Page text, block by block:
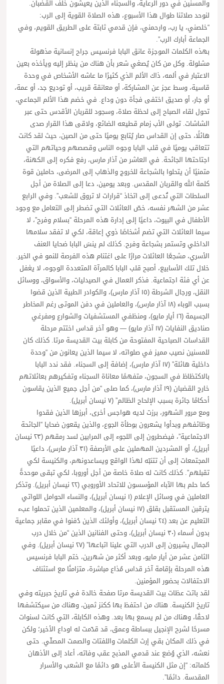
والمسنين في دور الرعاية، والسجناء الذين يعيشون خلف القضبان.
لنوحد صلاتنا طوال هذا الأسبوع، هذه الصلاة القوية إلى الرب:
“خلصني، يا رب، وارحمني، فإن قدمي ثابتة على الطريق القويم، وفي
الجماعة أبارك الرب”.
بهذه الكلمات الموجزة عانق البابا فرنسيس جراح إنسانية مذهولة
مشلولة. وكل من كان يُصغي شعر بأن هناك من ينظر إليه ويأخذه بعين
الاعتبار في ألمه، ذاك الألم الذي كثيرًا ما عاشه الأشخاص في وحدة
قاسية، وسط عجز عن المشاركة، أو معانقة قريب، أو توديع جد، أو عمة،
أو جار، أو صديق اختفى فجأة دون وداع. في خضم هذا الألم الجماعي،
تحول لقاء الصباح إلى لحظة صلاة، وسجود للقربان الأقدس حتى عبر
الشاشات. تولى الأب زمام قطيعه الضائع، ولاقى هذا القرار صدى
هائلًا، حتى إن القداس صار يُتابع يوميًا حتى من الصين، حيث لقد كانت
تتعاقب يوميًا في قلب البابا وجوه الناس وقصصهم وحياتهم التي
اجتاحتها الجائحة. في العاشر من آذار مارس، رفع فكره إلى الكهنة،
متمنيًا أن يتحلوا بالشجاعة للخروج والذهاب إلى المرضى، حاملين قوة
كلمة الله والقربان المقدس. وبعد يومين، دعا إلى الصلاة من أجل
السلطات التي تُدعى إلى اتخاذ “قرارات لا تروق للشعب”. وفي الرابع
عشر من الشهر نفسه، خصّ العائلات التي تضطر إلى التعامل مع وجود
الأطفال في البيوت، داعيًا إلى إدارة هذه المرحلة “بسلام وفرح”، لا
سيما العائلات التي تضم أشخاصًا ذوي إعاقة، لكي لا تفقد سلامها
الداخلي وتستمر بشجاعة وفرح. كذلك لم ينسَ البابا ضحايا العنف
الأسري، مشجعًا العائلات مرارًا على اغتنام هذه الفرصة للنمو في الخير.
خلال تلك الأسابيع، أصبح قلب البابا كالمرآة المتعددة الوجوه، لا يغفل
عن أي فئة اجتماعية. فذكر العمال في الصيدليات، والأسواق، ووسائل
النقل، ورجال الشرطة (١٥ آذار مارس)، والكوادر الطبية الذين قضوا
بسبب الوباء (١٨ آذار مارس)، والعاملين في دفن الموتى رغم المخاطر
الجسيمة (١٦ أيار مايو)، ومنظفي المستشفيات والشوارع ومفرغي
صناديق النفايات (١٧ آذار مايو) — وهو آخر قداس اختتم مرحلة
القداسات الصباحية المفتوحة من كابلة بيت القديسة مرتا. كذلك كان
للمسنين نصيب مميز في صلواته، لا سيما الذين يعانون من “وحدة
داخلية هائلة” (١٧ آذار مارس)، إضافة إلى السجناء. فقد ندد البابا
بالاكتظاظ في السجون، متفهمًا معاناة السجناء وتفكيرهم بعائلاتهم
خارج القضبان (١٩ آذار مارس)، كما صلى “من أجل جميع الذين يقاسون
أحكامًا جائرة بسبب الإلحاح الظالم” (٧ نيسان أبريل).
ومع مرور الشهور، برزت لديه هواجس أخرى، أبرزها الذين فقدوا
وظائفهم وبدأوا يشعرون بوطأة الجوع، والذين يقعون ضحايا “الجائحة
الاجتماعية”، فيضطرون إلى اللجوء إلى المرابين لسد رمقهم (٢٣ نيسان
أبريل)، أو المشردين المهملين على الأرصفة (٣١ آذار مارس)، داعيًا
المجتمعات إلى أن تتنبّه لهذا الواقع ويساعدونهم، والكنيسة لكي
تقبلهم”. كذلك كانت له صلاة خاصة من أجل أوروبا، لكي تبقى موحدةً
كما حلم بها الآباء المؤسسون للاتحاد الأوروبي (٢٢ نيسان أبريل). وتذكر
العاملين في وسائل الإعلام (١ نيسان أبريل)، والنساء الحوامل اللواتي
يترقبن المستقبل بقلق (١٧ نيسان أبريل)، والمعلمين الذين تحملوا عبء
التعليم عن بعد (٢٤ نيسان أبريل)، وأولئك الذين دُفنوا في مقابر جماعية
بدون أسماء (٣٠ نيسان أبريل)، وحتى الفنانين الذين “من خلال درب
الجمال يشيرون إلى الدرب التي علينا اتباعها” (٢٧ نيسان أبريل). وفي
الثامن عشر من أيار مايو، وبعد أكثر من شهرين، ختم البابا فرنسيس
هذه المرحلة بإقامة آخر قداس مُذاع مباشرة، متزامنًا مع استئناف
الاحتفالات بحضور المؤمنين.
لقد باتت عظات بيت القديسة مرتا صفحة خالدة في تاريخ حبريته وفي
تاريخ الكنيسة. هناك من احتفظ بها ككنز ثمين، وهناك من سيكتشفها
لاحقًا، وهناك من لم يسمع بها بعد. وهذه الكابلة، التي كانت لسنوات
مسرحًا لشرح الإنجيل ببساطة وعمق، قد قدّمت له اوداع الأخير؛ ولكن
في ذلك المكان بقي إرث الكلمات واللفتات والصمت المصلّي. حتى
نعشه، الذي وُضع عند قدمي المذبح عقب وفاته، أعاد إلى الأذهان
كلماته: “إن مثل الكنيسة الأعلى هو دائمًا مع الشعب والأسرار
المقدسة. دائمًا”.